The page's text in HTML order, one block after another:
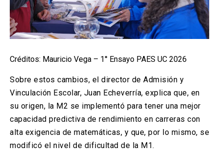
Créditos: Mauricio Vega – 1° Ensayo PAES UC 2026
Sobre estos cambios, el director de Admisión y
Vinculación Escolar, Juan Echeverría, explica que, en
su origen, la M2 se implementó para tener una mejor
capacidad predictiva de rendimiento en carreras con
alta exigencia de matemáticas, y que, por lo mismo, se
modificó el nivel de dificultad de la M1.